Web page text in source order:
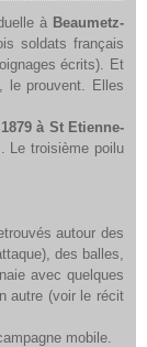
à Beaumetz-
soldats français
écrits). Et
le prouvent. Elles
à St Etienne-
. Le troisième poilu
autour des
des balles,
avec quelques
autre (voir le récit
mobile.